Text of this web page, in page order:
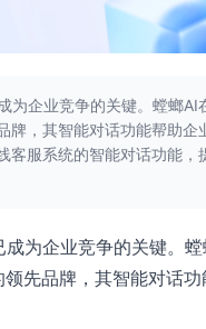
为企业竞争的关键。螳螂AI
牌，其智能对话功能帮助企
客服系统的智能对话功能，
为企业竞争的关键。
先品牌，其智能对话